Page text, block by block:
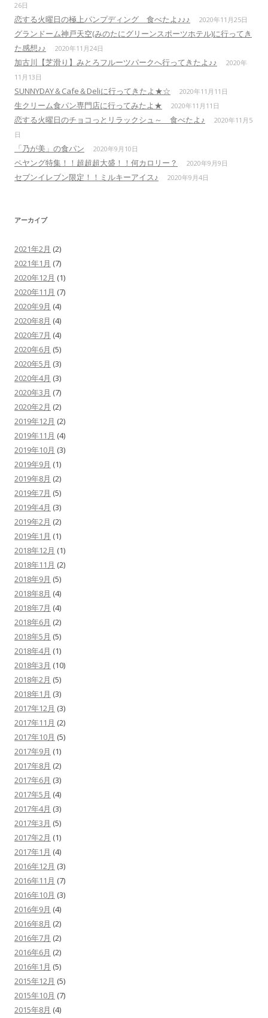
26日
恋する火曜日の極上パンプディング 食べたよ♪♪♪ 2020年11月25日
グランドーム神戸天空(みのたにグリーンスポーツホテル)に行ってき
た感想♪♪
2020年11月24日
加古川【芝滑り】みとろフルーツパークへ行ってきたよ♪♪
2020年
11月13日
SUNNYDAY＆Cafe＆Deliに行ってきたよ★☆ 2020年11月11日
生クリーム食パン専門店に行ってみたよ★ 2020年11月11日
恋する火曜日のチョコっとリラックシュ～ 食べたよ♪
2020年11月5
日
「乃が美」の食パン 2020年9月10日
ペヤング特集！！超超超大盛！！何カロリー？ 2020年9月9日
セブンイレブン限定！！ミルキーアイス♪ 2020年9月4日
アーカイブ
2021年2月 (2)
2021年1月 (7)
2020年12月 (1)
2020年11月 (7)
2020年9月 (4)
2020年8月 (4)
2020年7月 (4)
2020年6月 (5)
2020年5月 (3)
2020年4月 (3)
2020年3月 (7)
2020年2月 (2)
2019年12月 (2)
2019年11月 (4)
2019年10月 (3)
2019年9月 (1)
2019年8月 (2)
2019年7月 (5)
2019年4月 (3)
2019年2月 (2)
2019年1月 (1)
2018年12月 (1)
2018年11月 (2)
2018年9月 (5)
2018年8月 (4)
2018年7月 (4)
2018年6月 (2)
2018年5月 (5)
2018年4月 (1)
2018年3月 (10)
2018年2月 (5)
2018年1月 (3)
2017年12月 (3)
2017年11月 (2)
2017年10月 (5)
2017年9月 (1)
2017年8月 (2)
2017年6月 (3)
2017年5月 (4)
2017年4月 (3)
2017年3月 (5)
2017年2月 (1)
2017年1月 (4)
2016年12月 (3)
2016年11月 (7)
2016年10月 (3)
2016年9月 (4)
2016年8月 (2)
2016年7月 (2)
2016年6月 (2)
2016年1月 (5)
2015年12月 (5)
2015年10月 (7)
2015年8月 (4)